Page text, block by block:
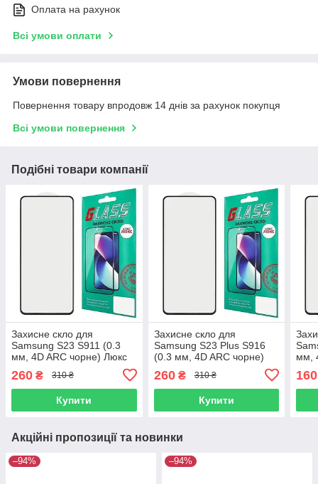
Оплата на рахунок
Всі умови оплати
Умови повернення
Повернення товару впродовж 14 днів за рахунок покупця
Всі умови повернення
Подібні товари компанії
Захисне скло для
Samsung S23 S911 (0.3
мм, 4D ARC чорне) Люкс
260 ₴ 310 ₴
Купити
Захисне скло для
Samsung S23 Plus S916
(0.3 мм, 4D ARC чорне)
260₴ 310 ₴
Купити
мм,
160
Акційні пропозиції та новинки
–94% –94%